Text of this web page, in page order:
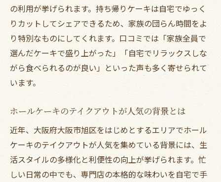
の利用が挙げられます。持ち帰りケーキは自宅でゆっく
りカットしてシェアできるため、家族の団らん時間をよ
り特別なものにしてくれます。口コミでは「家族全員で
選んだケーキで盛り上がった」「自宅でリラックスしな
がら食べられるのが良い」といった声も多く寄せられて
います。
ホールケーキのテイクアウトが人気の背景とは
近年、大阪府大阪市旭区をはじめとするエリアでホール
ケーキのテイクアウトが人気を集めている背景には、生
活スタイルの多様化と利便性の向上が挙げられます。忙
しい日常の中でも、専門店の本格的な味わいを自宅で手